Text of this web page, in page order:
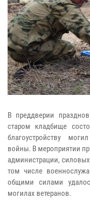
В преддверии
старом кладбище
благоустройству
войны. В мероприятии
администрации, силовых
том числе
общими силами
могилах ветеранов.